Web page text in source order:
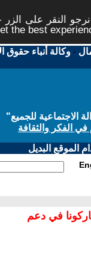
النقر على
the best
-وكالة أنباء حقوق
للجميع"
الفكر والثقافة
الموقع البديل
في دعم